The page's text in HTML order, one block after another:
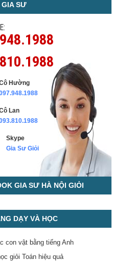
SƯ
Hường
Lan
Skype
Gia Sư Giỏi
GIA SƯ HÀ NỘI GIỎI
DẠY VÀ HỌC
con vật bằng tiếng Anh
giỏi Toán hiệu quả